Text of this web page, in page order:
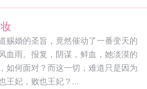
赐婚的圣旨，竟然催动了一番变天的
血雨。报复，阴谋，鲜血，她淡漠的
如何面对？而这一切，难道只是因为
王妃，败也王妃？...